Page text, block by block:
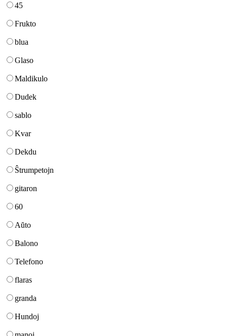
45
Frukto
blua
Glaso
Maldikulo
Dudek
sablo
Kvar
Dekdu
Ŝtrumpetojn
gitaron
60
Aŭto
Balono
Telefono
flaras
granda
Hundoj